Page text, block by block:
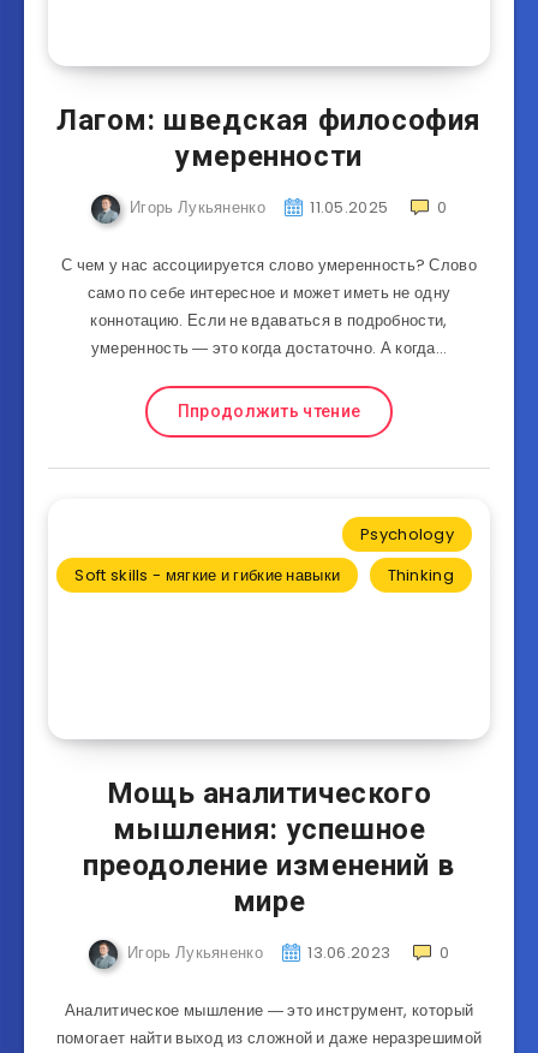
Лагом: шведская философия
умеренности
Игорь Лукьяненко 11.05.2025 0
С чем у нас ассоциируется слово умеренность? Слово
само по себе интересное и может иметь не одну
коннотацию. Если не вдаваться в подробности,
умеренность ― это когда достаточно. А когда…
Ппродолжить чтение
Psychology
Soft skills - мягкие и гибкие навыки
Thinking
Мощь аналитического
мышления: успешное
преодоление изменений в
мире
Игорь Лукьяненко 13.06.2023 0
Аналитическое мышление ― это инструмент, который
помогает найти выход из сложной и даже неразрешимой